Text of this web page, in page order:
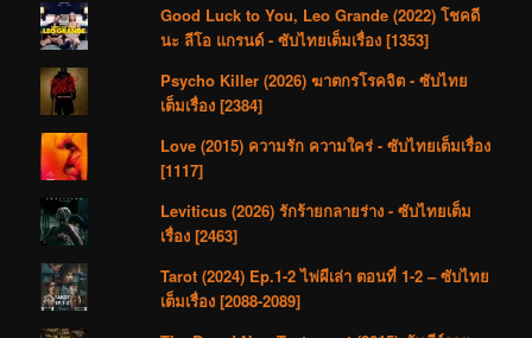
Good Luck to You, Leo Grande (2022) โชคดี
นะ ลีโอ แกรนด์ - ซับไทยเต็มเรื่อง [1353]
Psycho Killer (2026) ฆาตกรโรคจิต - ซับไทย
เต็มเรื่อง [2384]
Love (2015) ความรัก ความใคร่ - ซับไทยเต็มเรื่อง
[1117]
Leviticus (2026) รักร้ายกลายร่าง - ซับไทยเต็ม
เรื่อง [2463]
Tarot (2024) Ep.1-2 ไพ่ผีเล่า ตอนที่ 1-2 – ซับไทย
เต็มเรื่อง [2088-2089]